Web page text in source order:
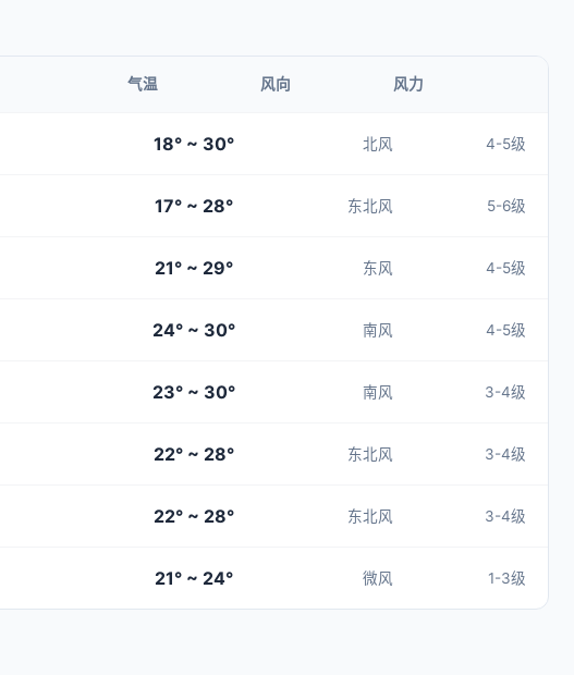
气温 风向 风力
18° ~ 30° 北风 4-5级
17° ~ 28° 东北风 5-6级
21° ~ 29° 东风 4-5级
24° ~ 30° 南风 4-5级
23° ~ 30° 南风 3-4级
22° ~ 28° 东北风 3-4级
22° ~ 28° 东北风 3-4级
21° ~ 24° 微风 1-3级